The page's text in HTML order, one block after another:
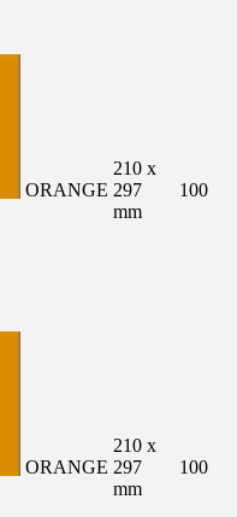
ORANGE
210 x
297
mm
100
ORANGE
210 x
297
mm
100